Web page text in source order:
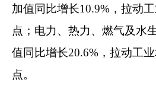
加值同比增长10.9% ， 拉动
点 ； 电力、热力、燃气及水
值同比增长20.6% ，拉动工
点。